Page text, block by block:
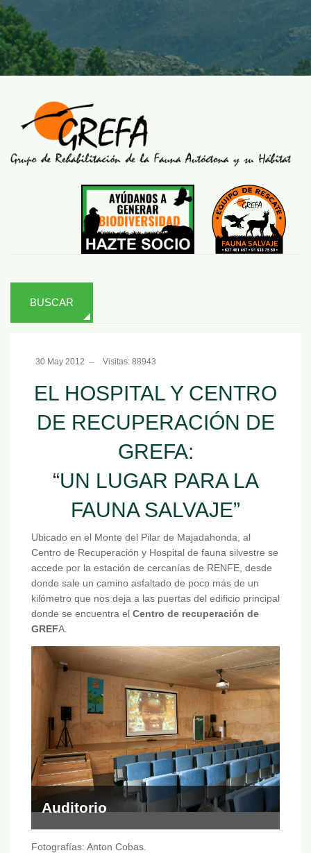
BUSCAR
30 May 2012 Visitas: 88943
EL HOSPITAL Y CENTRO
DE RECUPERACIÓN DE
GREFA:
“UN LUGAR PARA LA
FAUNA SALVAJE”
Ubicado en el Monte del Pilar de Majadahonda, al
Centro de Recuperación y Hospital de fauna silvestre se
accede por la estación de cercanías de RENFE, desde
donde sale un camino asfaltado de poco más de un
kilómetro que nos deja a las puertas del edificio principal
donde se encuentra el Centro de recuperación de
GREFA.
Auditorio
Fotografías: Anton Cobas.